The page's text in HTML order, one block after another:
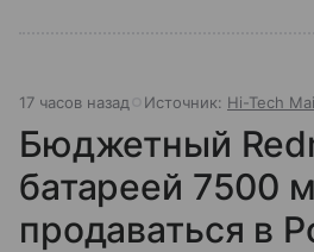
17 часов назад Источник: Hi-Tech
Бюджетный
батареей 7500
продаваться в